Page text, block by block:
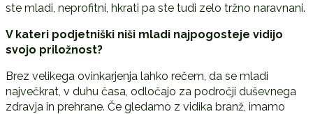
ste mladi, neprofitni, hkrati pa ste tudi zelo tržno naravnani.
V kateri podjetniški niši mladi najpogosteje vidijo
svojo priložnost?
Brez velikega ovinkarjenja lahko rečem, da se mladi
največkrat, v duhu časa, odločajo za področji duševnega
zdravja in prehrane. Če gledamo z vidika branž, imamo